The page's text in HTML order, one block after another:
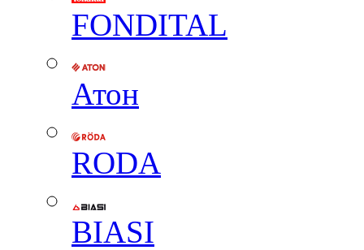
FONDITAL
Атон
RODA
BIASI